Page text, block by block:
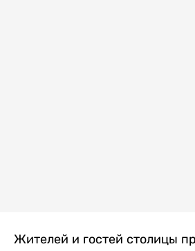
Жителей и гостей столицы